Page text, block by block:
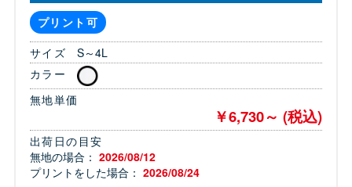
プリント可
サイズ
S～4L
カラー
無地単価
￥6,730～ (税込)
出荷日の目安
無地の場合： 2026/08/12
プリントをした場合： 2026/08/24